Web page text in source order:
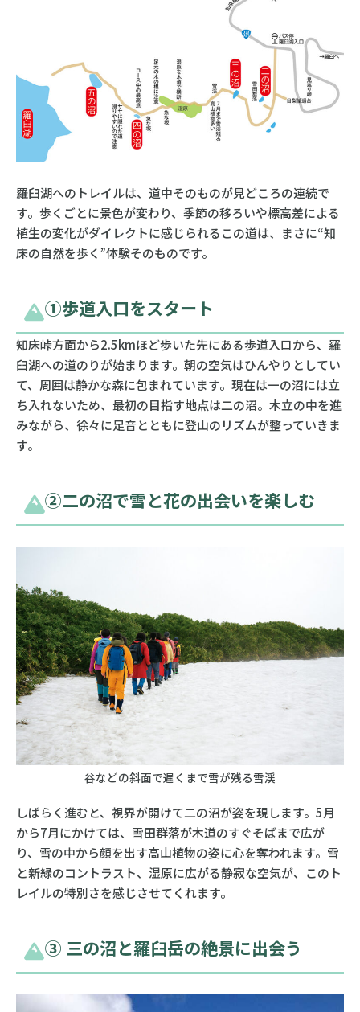
羅臼湖へのトレイルは、道中そのものが見どころの連続で
す。歩くごとに景色が変わり、季節の移ろいや標高差による
植生の変化がダイレクトに感じられるこの道は、まさに“知
床の自然を歩く”体験そのものです。
➀歩道入口をスタート
知床峠方面から2.5kmほど歩いた先にある歩道入口から、羅
臼湖への道のりが始まります。朝の空気はひんやりとしてい
て、周囲は静かな森に包まれています。現在は一の沼には立
ち入れないため、最初の目指す地点は二の沼。木立の中を進
みながら、徐々に足音とともに登山のリズムが整っていきま
す。
➁二の沼で雪と花の出会いを楽しむ
谷などの斜面で遅くまで雪が残る雪渓
しばらく進むと、視界が開けて二の沼が姿を現します。5月
から7月にかけては、雪田群落が木道のすぐそばまで広が
り、雪の中から顔を出す高山植物の姿に心を奪われます。雪
と新緑のコントラスト、湿原に広がる静寂な空気が、このト
レイルの特別さを感じさせてくれます。
➂ 三の沼と羅臼岳の絶景に出会う